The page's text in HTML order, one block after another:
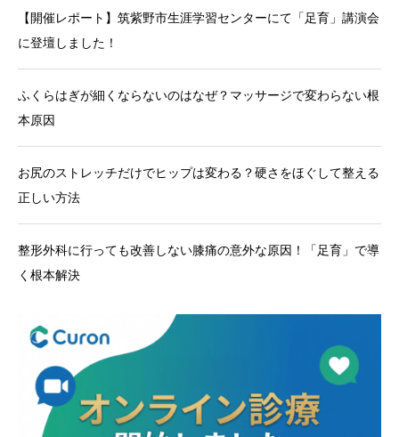
【開催レポート】筑紫野市生涯学習センターにて「足育」講演会
に登壇しました！
ふくらはぎが細くならないのはなぜ？マッサージで変わらない根
本原因
お尻のストレッチだけでヒップは変わる？硬さをほぐして整える
正しい方法
整形外科に行っても改善しない膝痛の意外な原因！「足育」で導
く根本解決